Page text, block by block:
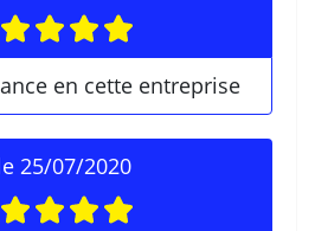
en cette entreprise
25/07/2020